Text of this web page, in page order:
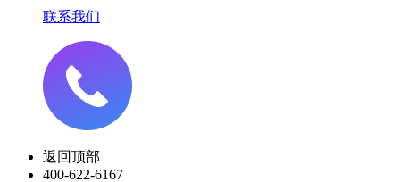
联系我们
返回顶部
400-622-6167